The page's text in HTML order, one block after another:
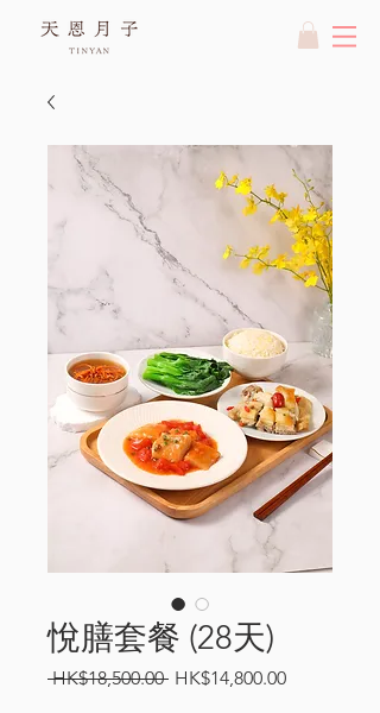
悅膳套餐 (28天)
HK$18,500.00 一HK$14,800.00促